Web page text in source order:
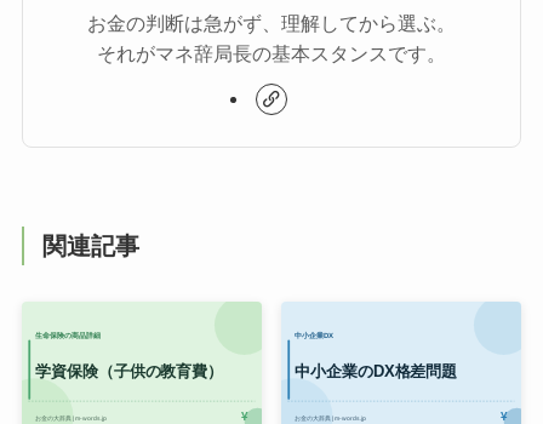
お金の判断は急がず、理解してから選ぶ。
それがマネ辞局長の基本スタンスです。
関連記事